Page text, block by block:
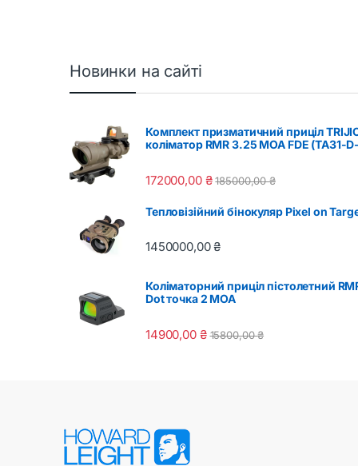
Новинки на сайті
Комплект призматичний приціл
коліматор RMR 3.25 МОА FDE (TA31-
172000,00 ₴ 185000,00₴
Тепловізійний бінокуляр Pixel on
1450000,00₴
Коліматорний приціл пістолетний
Dot точка 2 MOA
14900,00 ₴ 15800,00₴